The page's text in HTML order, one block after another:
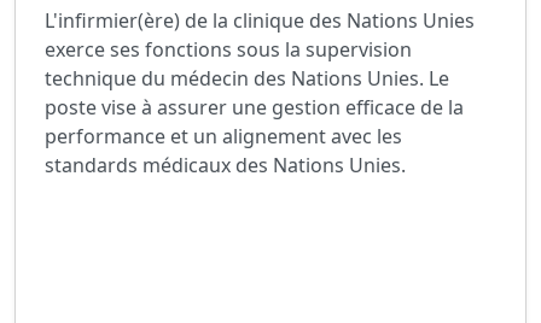
L'infirmier(ère) de la clinique des Nations Unies
exerce ses fonctions sous la supervision
technique du médecin des Nations Unies. Le
poste vise à assurer une gestion efficace de la
performance et un alignement avec les
standards médicaux des Nations Unies.